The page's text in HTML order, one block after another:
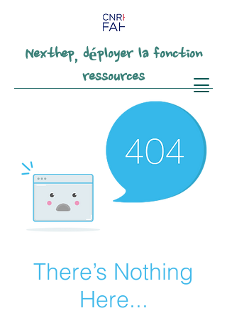
Nexthep, déployer la fonction
ressources
There’s Nothing
Here...